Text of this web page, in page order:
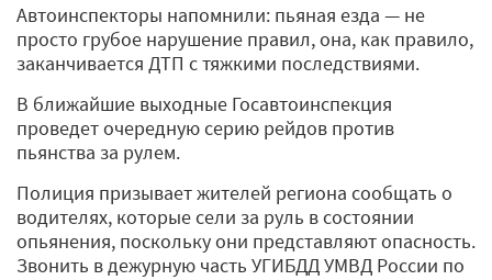
Автоинспекторы напомнили: пьяная езда — не
просто грубое нарушение правил, она, как правило,
заканчивается ДТП с тяжкими последствиями.
В ближайшие выходные Госавтоинспекция
проведет очередную серию рейдов против
пьянства за рулем.
Полиция призывает жителей региона сообщать о
водителях, которые сели за руль в состоянии
опьянения, поскольку они представляют опасность.
Звонить в дежурную часть УГИБДД УМВД России по